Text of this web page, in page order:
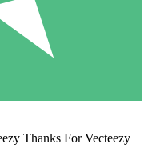
Thanks For Vecteezy